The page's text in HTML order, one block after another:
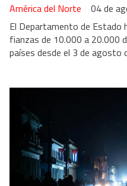
América del Norte
04 de
El Departamento de Estado
fianzas de 10.000 a 20.000
países desde el 3 de agosto